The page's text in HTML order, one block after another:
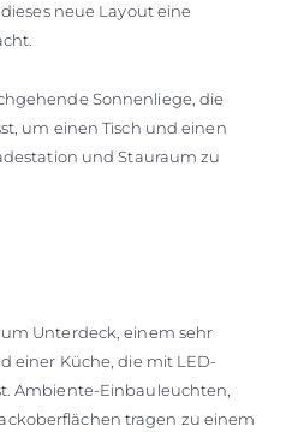
neue Layout eine
Sonnenliege, die
um einen Tisch und einen
und Stauraum zu
Unterdeck, einem sehr
einer Küche, die mit LED-
Ambiente-Einbauleuchten,
tragen zu einem